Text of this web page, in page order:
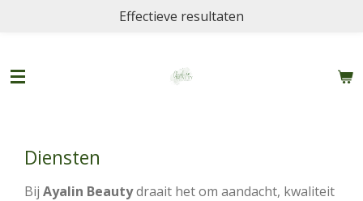
de
Effectieve resultaten
Diensten
Bij Ayalin Beautydraait het om aandacht, kwaliteit